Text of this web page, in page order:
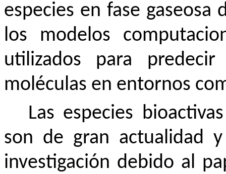
especies en fase
los modelos
utilizados para
moléculas en entornos
Las especies
son de gran actualidad
investigación debido al